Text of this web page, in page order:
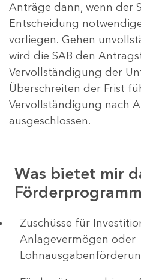
Anträge dann, wenn der
Entscheidung
vorliegen. Gehen
wird die SAB den
Vervollständigung der
Überschreiten der Frist
Vervollständigung nach
ausgeschlossen.
Was bietet mir
​​​​​​Zuschüsse für
Anlagevermögen oder